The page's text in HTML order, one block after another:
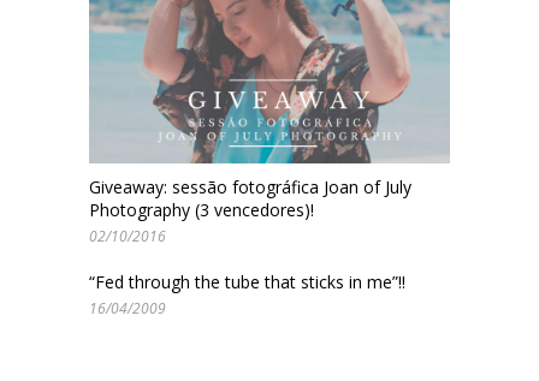
Giveaway: sessão fotográfica Joan of July
Photography (3 vencedores)!
02/10/2016
“Fed through the tube that sticks in me”!!
16/04/2009